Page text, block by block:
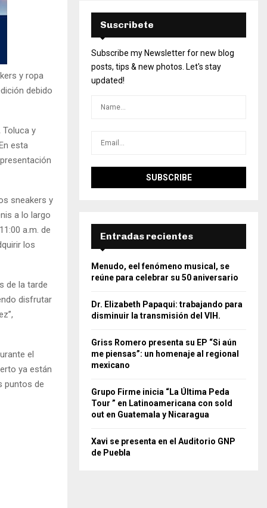
y ropa
debido
Toluca y
esta
sneakers y
a lo largo
a.m. de
los
de la tarde
disfrutar
el
ya están
puntos de
Suscribete
Subscribe my Newsletter for new blog
posts, tips & new photos. Let's stay
updated!
Entradas recientes
Menudo, eel fenómeno musical, se
reúne para celebrar su 50 aniversario
Dr. Elizabeth Papaqui: trabajando para
disminuir la transmisión del VIH.
Griss Romero presenta su EP “Si aún
me piensas”: un homenaje al regional
mexicano
Grupo Firme inicia “La Última Peda
Tour ” en Latinoamericana con sold
out en Guatemala y Nicaragua
Xavi se presenta en el Auditorio GNP
de Puebla